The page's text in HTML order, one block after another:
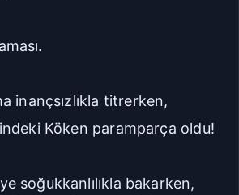
inançsızlıkla titrerken,
Köken paramparça oldu!
soğukkanlılıkla bakarken,